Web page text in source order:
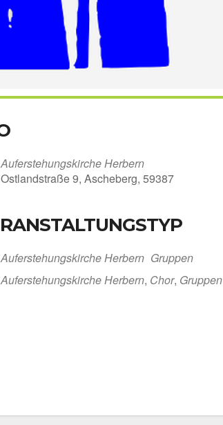
Auf­er­ste­hungs­kir­che Her­bern
Ost­land­stra­ße 9, Asche­berg, 59387
Auf­er­ste­hungs­kir­che Her­bern Grup­pen
Auf­er­ste­hungs­kir­che Her­bern, Chor, Grup­pen